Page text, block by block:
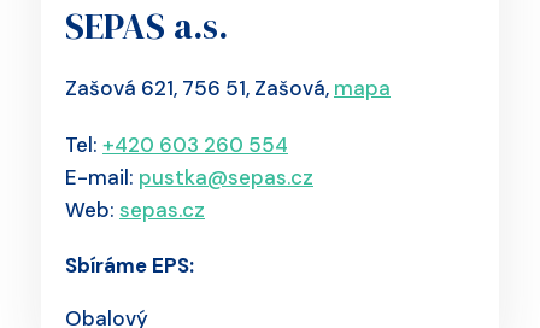
SEPAS a.s.
Zašová 621, 756 51, Zašová, mapa
Tel: +420 603 260 554
E-mail: pustka@sepas.cz
Web: sepas.cz
Sbíráme EPS:
Obalový